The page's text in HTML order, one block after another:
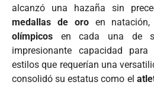
alcanzó una hazaña sin
medallas de oroen natación,
olímpicos en cada una de
impresionante capacidad
estilos que requerían una
consolidó su estatus como el